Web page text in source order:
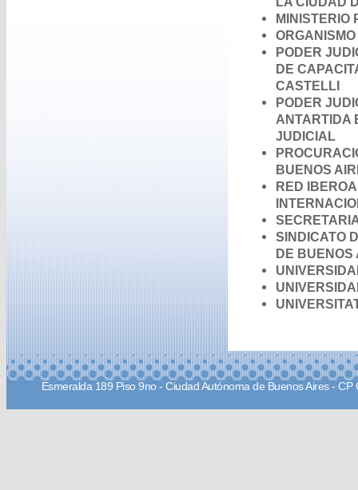
MINISTERIO
PODER
DE
CASTELLI
PODER
ANTARTIDA
JUDICIAL
BUENOS
RED
SINDICATO
DE BUENOS
Esmeralda 189 Piso 9no - Ciudad Autónoma de Buenos Aires -